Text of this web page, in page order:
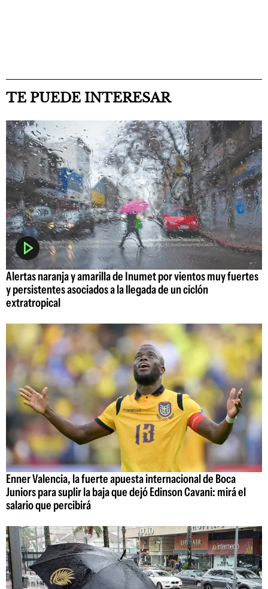
TE PUEDE INTERESAR
Alertas naranja y amarilla de Inumet por vientos muy fuertes
y persistentes asociados a la llegada de un ciclón
extratropical
Enner Valencia, la fuerte apuesta internacional de Boca
Juniors para suplir la baja que dejó Edinson Cavani: mirá el
salario que percibirá